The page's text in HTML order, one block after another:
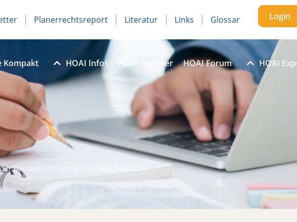
Planerrechtsreport Literatur Links Glossar Login
Kompakt HOAI Infos HOAI Rechner HOAI Forum HOAI
Bausachverständigengesellschaft mbH